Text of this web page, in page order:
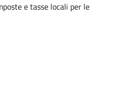
e tasse locali per le